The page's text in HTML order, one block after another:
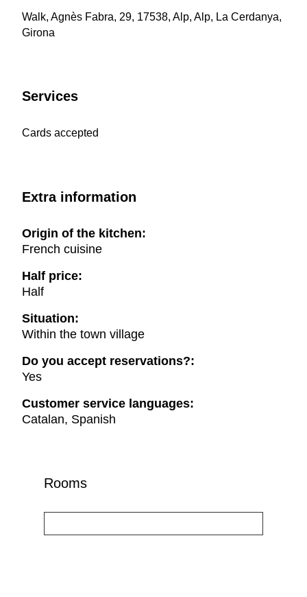
Walk, Agnès Fabra, 29, 17538, Alp, Alp, La Cerdanya,
Girona
Services
Cards accepted
Extra information
Origin of the kitchen:
French cuisine
Half price:
Half
Situation:
Within the town village
Do you accept reservations?:
Yes
Customer service languages:
Catalan, Spanish
Rooms